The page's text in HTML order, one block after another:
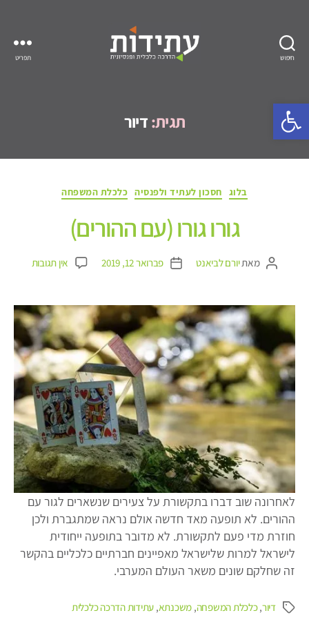
פתח סרגל נגישות
חיפוש תפריט
תגית:דיור
קטגוריות בלוג חסכון לעתיד ולפנסיה כלכלת המשפחה
גורו גורו (עם ההורים)
המחבר
מאתיורם לביאנט
תאריךפברואר 12, 2019 אין תגובות
(עם
ההורים)
לאחרונה שוב דברו בתקשורת על צעירים שנשארים לגור עם
ההורים. לא תופעה מאד חדשה אולם נראה שמתגברת ולכן
חוזרת מדי פעם לתקשורת. לא מדובר בתופעה ייחודית
לישראל למרות שלישראל מאפיינים חברתיים כלכליים בהקשר
זה שחלקם שונים משאר העולם המערבי.
תגיות דיור,כלכלת המשפחה, משכנתא, עתידות הדרכה כלכלית